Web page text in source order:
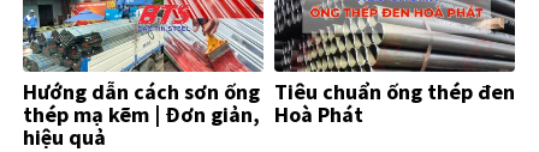
Hướng dẫn cách sơn ống
thép mạ kẽm | Đơn giản,
hiệu quả
Tiêu chuẩn ống thép đen
Hoà Phát